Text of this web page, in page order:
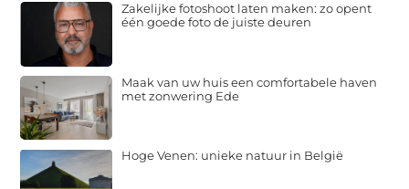
Zakelijke fotoshoot laten maken: zo opent
één goede foto de juiste deuren
Maak van uw huis een comfortabele haven
met zonwering Ede
Hoge Venen: unieke natuur in België